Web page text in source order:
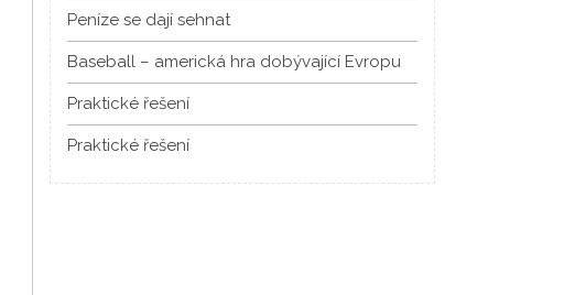
Peníze se dají sehnat
Baseball – americká hra dobývající Evropu
Praktické řešení
Praktické řešení